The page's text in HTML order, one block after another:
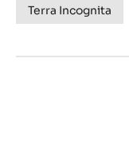
Terra Incognita